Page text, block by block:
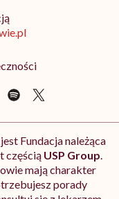
Fundacja należąca
częścią USP Group.
mają charakter
porady